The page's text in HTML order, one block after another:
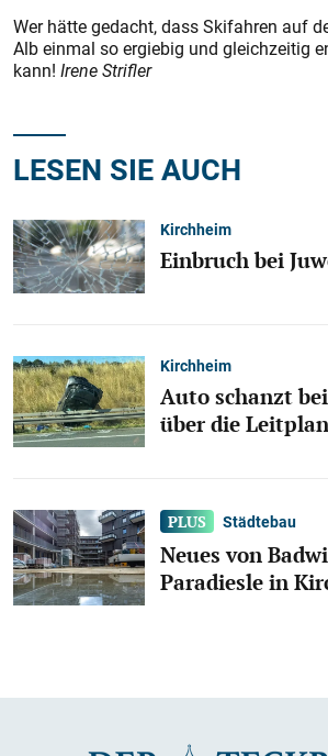
Wer hätte gedacht, dass Skifahren auf
Alb einmal so ergiebig und gleichzeitig
kann! Irene Strifler
LESEN SIE AUCH
Kirchheim
Einbruch bei
Kirchheim
Auto schanzt
über die
Städtebau
Neues von
Paradiesle in